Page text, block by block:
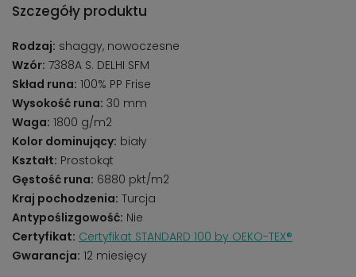
Szczegóły produktu
Rodzaj: shaggy, nowoczesne
Wzór: 7388A S. DELHI SFM
Skład runa: 100% PP Frise
Wysokość runa: 30 mm
Waga: 1800 g/m2
Kolor dominujący: biały
Kształt: Prostokąt
Gęstość runa: 6880 pkt/m2
Kraj pochodzenia: Turcja
Antypoślizgowość: Nie
Certyfikat: Certyfikat STANDARD 100 by OEKO-TEX®
Gwarancja: 12 miesięcy